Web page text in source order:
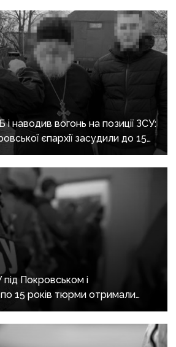
наводив вогонь на позиції ЗСУ:
єпархії засудили до 15
Покровськом і
15 років тюрми отримали
які воювали на боці рф